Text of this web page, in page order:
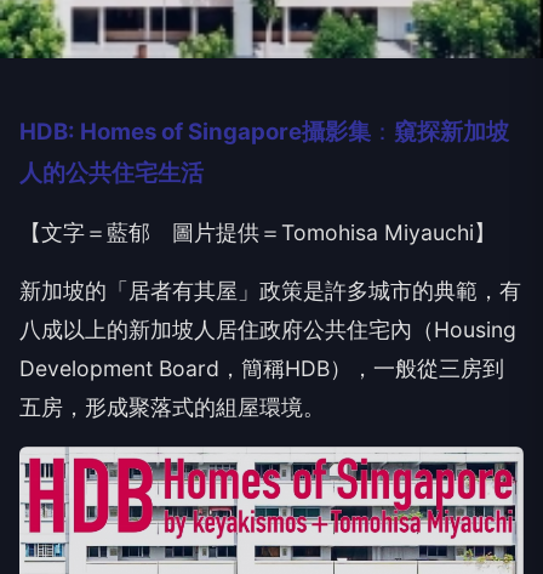
HDB: Homes of Singapore攝影集 ： 窺探新加坡
人的公共住宅生活
【文字＝藍郁 圖片提供＝Tomohisa Miyauchi】
新加坡的「居者有其屋」政策是許多城市的典範，有
八成以上的新加坡人居住政府公共住宅內（Housing
Development Board，簡稱HDB），一般從三房到
五房，形成聚落式的組屋環境。